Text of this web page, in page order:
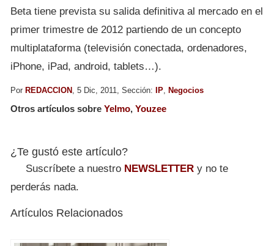
Beta tiene prevista su salida definitiva al mercado en el
primer trimestre de 2012 partiendo de un concepto
multiplataforma (televisión conectada, ordenadores,
iPhone, iPad, android, tablets…).
Por REDACCION , 5 Dic, 2011, Sección: IP, Negocios
Otros artículos sobre Yelmo, Youzee
¿Te gustó este artículo?
Suscríbete a nuestro NEWSLETTER y no te
perderás nada.
Artículos Relacionados